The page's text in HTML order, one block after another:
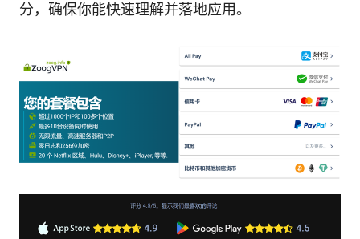
分，确保你能快速理解并落地应用。